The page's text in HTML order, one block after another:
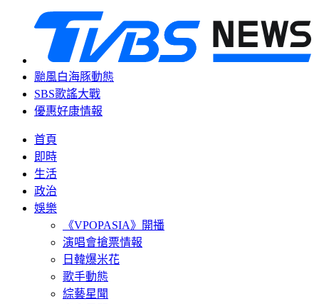
颱風白海豚動態
SBS歌謠大戰
優惠好康情報
首頁
即時
生活
政治
娛樂
《VPOPASIA》開播
演唱會搶票情報
日韓爆米花
歌手動態
綜藝星聞